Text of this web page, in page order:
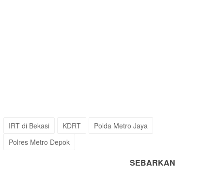
IRT di Bekasi KDRT
Polda Metro Jaya
Polres Metro Depok
SEBARKAN